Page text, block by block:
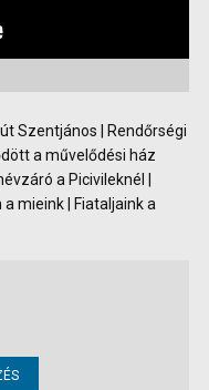
Szentjános | Rendőrségi
a művelődési ház
a Picivileknél |
mieink | Fiataljaink a